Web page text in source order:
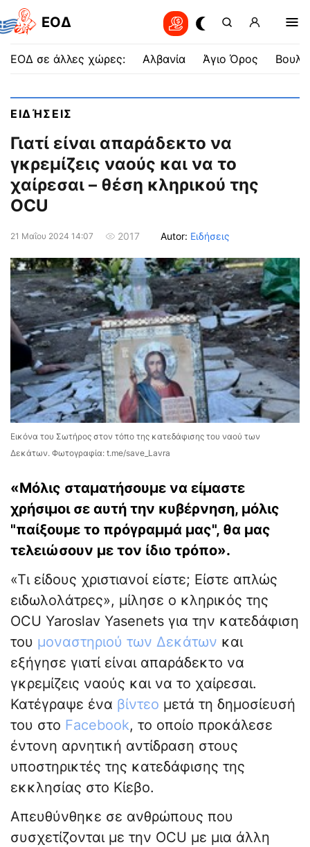
EOΔ
ΕΟΔ σε άλλες χώρες: Αλβανία Άγιο Όρος
ΕΙΔΉΣΕΙΣ
Γιατί είναι απαράδεκτο να
γκρεμίζεις ναούς και να το
χαίρεσαι – θέση κληρικού της
OCU
21 Μαΐου 2024 14:07 2017 Autor: Ειδήσεις
Εικόνα του Σωτήρος στον τόπο της κατεδάφισης του ναού των
Δεκάτων. Φωτογραφία: t.me/save_Lavra
«Μόλις σταματήσουμε να είμαστε
χρήσιμοι σε αυτή την κυβέρνηση, μόλις
"παίξουμε το πρόγραμμά μας", θα μας
τελειώσουν με τον ίδιο τρόπο».
«Τι είδους χριστιανοί είστε; Είστε απλώς
ειδωλολάτρες», μίλησε ο κληρικός της
OCU Yaroslav Yasenets για την κατεδάφιση
του μοναστηριού των Δεκάτων και
εξήγησε γιατί είναι απαράδεκτο να
γκρεμίζεις ναούς και να το χαίρεσαι.
Κατέγραψε ένα βίντεο μετά τη δημοσίευσή
του στο Facebook, το οποίο προκάλεσε
έντονη αρνητική αντίδραση στους
υποστηρικτές της κατεδάφισης της
εκκλησίας στο Κίεβο.
Απευθύνθηκε σε ανθρώπους που
συσχετίζονται με την OCU με μια άλλη